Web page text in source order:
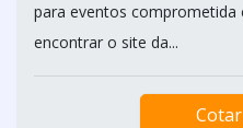
para eventos comprometida
encontrar o site da...